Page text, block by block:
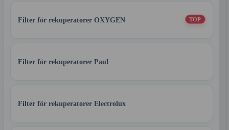
Filter för rekuperatorer OXYGEN TOP
Filter för rekuperatorer Paul
Filter för rekuperatorer Electrolux